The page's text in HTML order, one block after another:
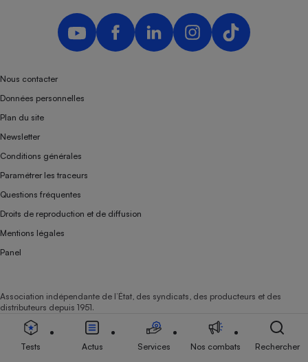
Nous contacter
Données personnelles
Plan du site
Newsletter
Conditions générales
Paramétrer les traceurs
Questions fréquentes
Droits de reproduction et de diffusion
Mentions légales
Panel
Association indépendante de l’État, des syndicats, des producteurs et des
distributeurs depuis 1951.
Tests Actus Services Nos combats Rechercher